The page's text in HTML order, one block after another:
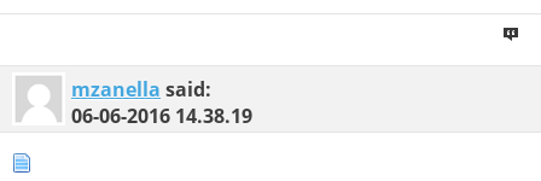
mzanella said:
06-06-2016 14.38.19